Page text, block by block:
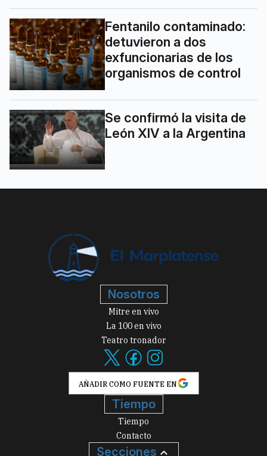
Fentanilo contaminado:
detuvieron a dos
exfuncionarias de los
organismos de control
Se confirmó la visita de
León XIV a la Argentina
Nosotros
Mitre en vivo
La 100 en vivo
Teatro tronador
AÑADIR COMO FUENTE EN
Tiempo
Tiempo
Contacto
Secciones